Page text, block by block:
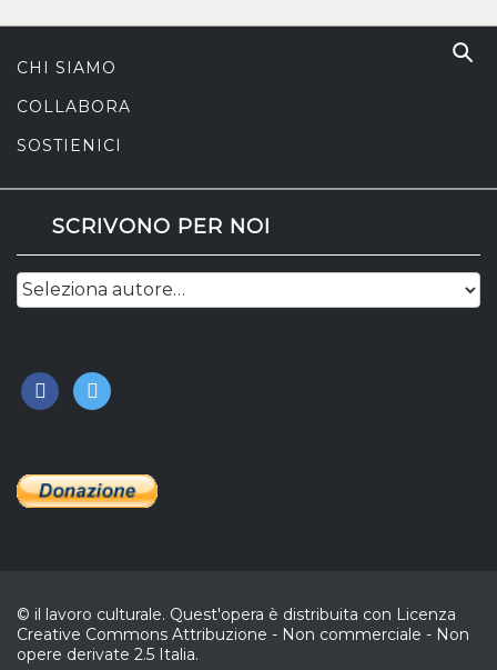
CHI SIAMO
COLLABORA
SOSTIENICI
SCRIVONO PER NOI
facebook
twitter
© il lavoro culturale. Quest'opera è distribuita con Licenza
Creative Commons Attribuzione - Non commerciale - Non
opere derivate 2.5 Italia.